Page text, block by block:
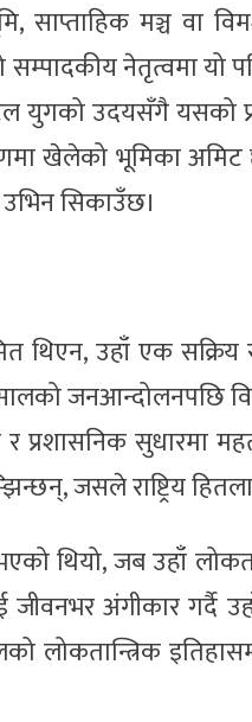
मञ्च वा
सम्पादकीय नेतृत्वमा
युगको उदयसँगै यसको
खेलेको भूमिका अमिट
सिकाउँछ।
थिएन, उहाँ एक सक्रिय
जनआन्दोलनपछि
प्रशासनिक सुधारमा
जसले राष्ट्रिय
थियो, जब उहाँ
अंगीकार गर्दै
लोकतान्त्रिक